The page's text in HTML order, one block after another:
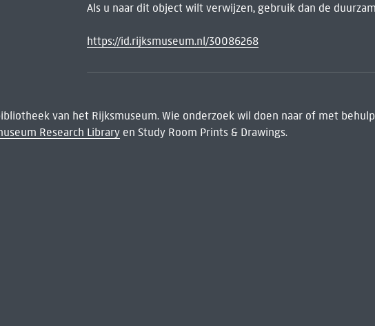
Als u naar dit object wilt verwijzen, gebruik dan de
https://id.rijksmuseum.nl/30086268
van het Rijksmuseum. Wie onderzoek wil doen naar of met
Research Libraryen Study Room Prints & Drawings.